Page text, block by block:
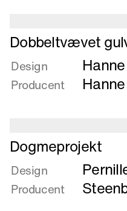
Læs
mere
om
Dobbeltvævet
gulvtæppe
Dobbeltvævet
Design
Producent
Læs
mere
om
Dogmeprojekt
Dogmeprojekt
Design
Producent